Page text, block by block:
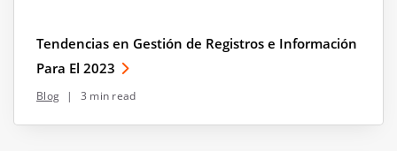
Tendencias en Gestión de Registros e Información
Para El 2023
Blog | 3 min read